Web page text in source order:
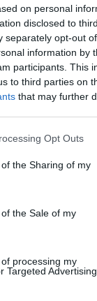
on personal
disclosed to
separately opt-out
information by
participants. This
to third parties on
that may further
app uses one
or usage behaviour.
to Google and its
specified purposes
Opt Outs
the Sharing of my
the Sale of my
processing my
Targeted Advertising.